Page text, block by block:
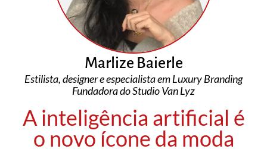
Marlize Baierle
Estilista, designer e especialista em Luxury Branding
Fundadora do Studio Van Lyz
A inteligência artificial é
o novo ícone da moda